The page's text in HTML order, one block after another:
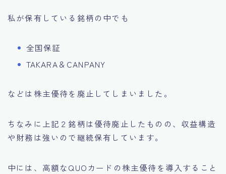
私が保有している銘柄の中でも
全国保証
TAKARA＆CANPANY
などは株主優待を廃止してしまいました。
ちなみに上記２銘柄は優待廃止したものの、収益構造
や財務は強いので継続保有しています。
中には、高額なQUOカードの株主優待を導入すること